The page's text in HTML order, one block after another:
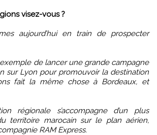
visez-vous ?
aujourd’hui en train de prospecter
de lancer une grande campagne
sur Lyon pour promouvoir la destination
fait la même chose à Bordeaux, et
régionale s’accompagne d’un plus
territoire marocain sur le plan aérien,
RAM Express.